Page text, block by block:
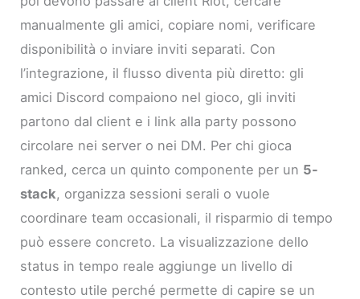
manualmente gli amici, copiare nomi, verificare
disponibilità o inviare inviti separati. Con
l’integrazione, il flusso diventa più diretto: gli
amici Discord compaiono nel gioco, gli inviti
partono dal client e i link alla party possono
circolare nei server o nei DM. Per chi gioca
ranked, cerca un quinto componente per un 5-
stack, organizza sessioni serali o vuole
coordinare team occasionali, il risparmio di tempo
può essere concreto. La visualizzazione dello
status in tempo reale aggiunge un livello di
contesto utile perché permette di capire se un